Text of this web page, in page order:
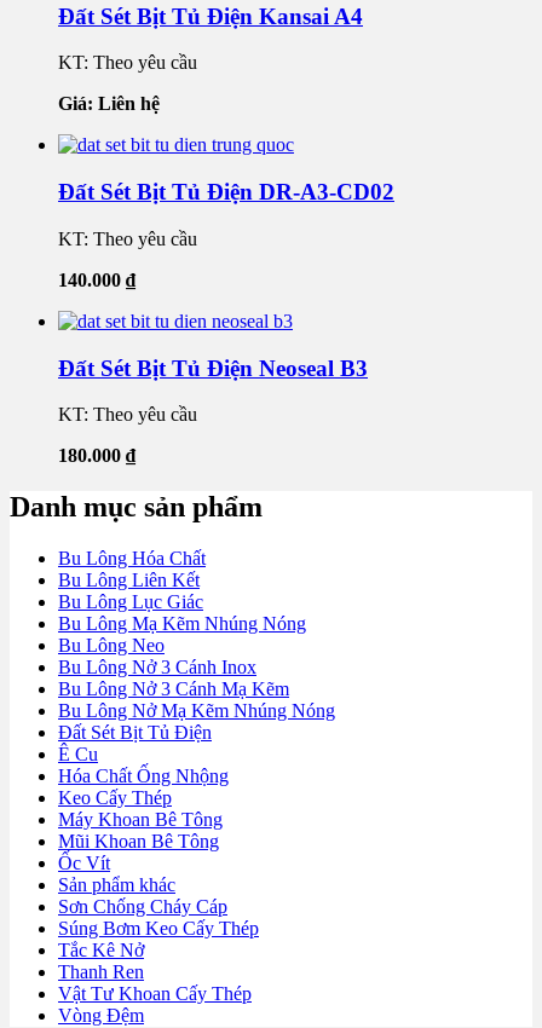
Đất Sét Bịt Tủ Điện Kansai A4
KT: Theo yêu cầu
Giá: Liên hệ
Đất Sét Bịt Tủ Điện DR-A3-CD02
KT: Theo yêu cầu
140.000 ₫
Đất Sét Bịt Tủ Điện Neoseal B3
KT: Theo yêu cầu
180.000 ₫
Danh mục sản phẩm
Bu Lông Hóa Chất
Bu Lông Liên Kết
Bu Lông Lục Giác
Bu Lông Mạ Kẽm Nhúng Nóng
Bu Lông Neo
Bu Lông Nở 3 Cánh Inox
Bu Lông Nở 3 Cánh Mạ Kẽm
Bu Lông Nở Mạ Kẽm Nhúng Nóng
Đất Sét Bịt Tủ Điện
Ê Cu
Hóa Chất Ống Nhộng
Keo Cấy Thép
Máy Khoan Bê Tông
Mũi Khoan Bê Tông
Ốc Vít
Sản phẩm khác
Sơn Chống Cháy Cáp
Súng Bơm Keo Cấy Thép
Tắc Kê Nở
Thanh Ren
Vật Tư Khoan Cấy Thép
Vòng Đệm